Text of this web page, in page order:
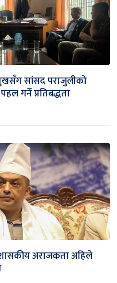
सांसद पराजुलीको
गर्ने प्रतिबद्धता
अराजकता अहिले